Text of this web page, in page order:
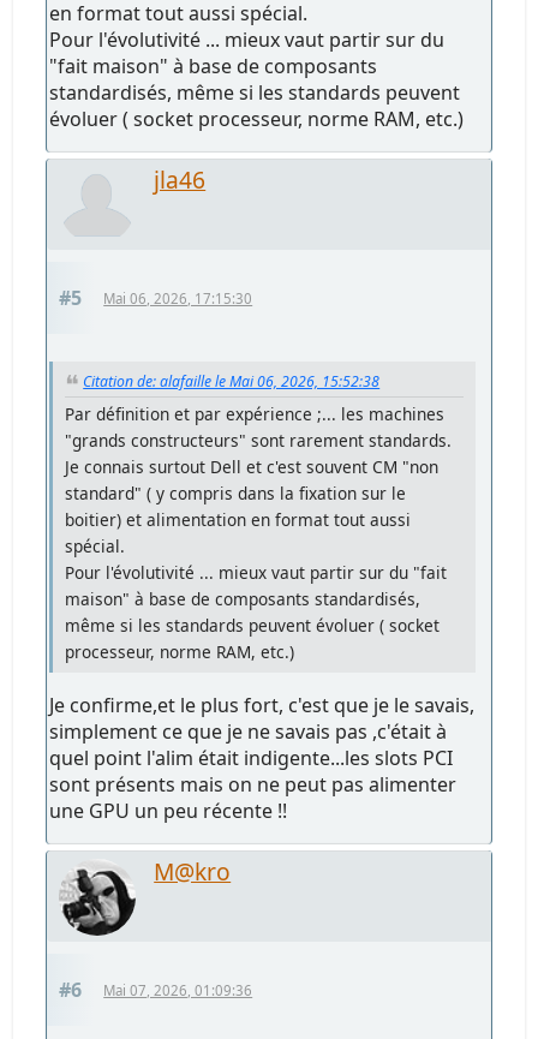
en format tout aussi spécial.
Pour l'évolutivité ... mieux vaut partir sur du
"fait maison" à base de composants
standardisés, même si les standards peuvent
évoluer ( socket processeur, norme RAM, etc.)
jla46
#5 Mai 06, 2026, 17:15:30
Citation de: alafaille le Mai 06, 2026, 15:52:38
Par définition et par expérience ;... les machines
"grands constructeurs" sont rarement standards.
Je connais surtout Dell et c'est souvent CM "non
standard" ( y compris dans la fixation sur le
boitier) et alimentation en format tout aussi
spécial.
Pour l'évolutivité ... mieux vaut partir sur du "fait
maison" à base de composants standardisés,
même si les standards peuvent évoluer ( socket
processeur, norme RAM, etc.)
Je confirme,et le plus fort, c'est que je le savais,
simplement ce que je ne savais pas ,c'était à
quel point l'alim était indigente...les slots PCI
sont présents mais on ne peut pas alimenter
une GPU un peu récente !!
M@kro
#6 Mai 07, 2026, 01:09:36